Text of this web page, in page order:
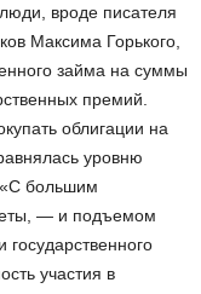
вроде писателя
Максима Горького,
займа на суммы
премий.
облигации на
уровню
«С большим
— и подъемом
государственного
участия в